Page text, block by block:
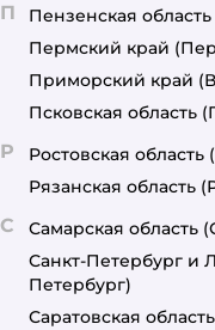
П Пензенская область
Пермский край
Приморский край
Псковская область
Р Ростовская область
Рязанская область
С Самарская область
Санкт-Петербург и
Петербург)
Саратовская область